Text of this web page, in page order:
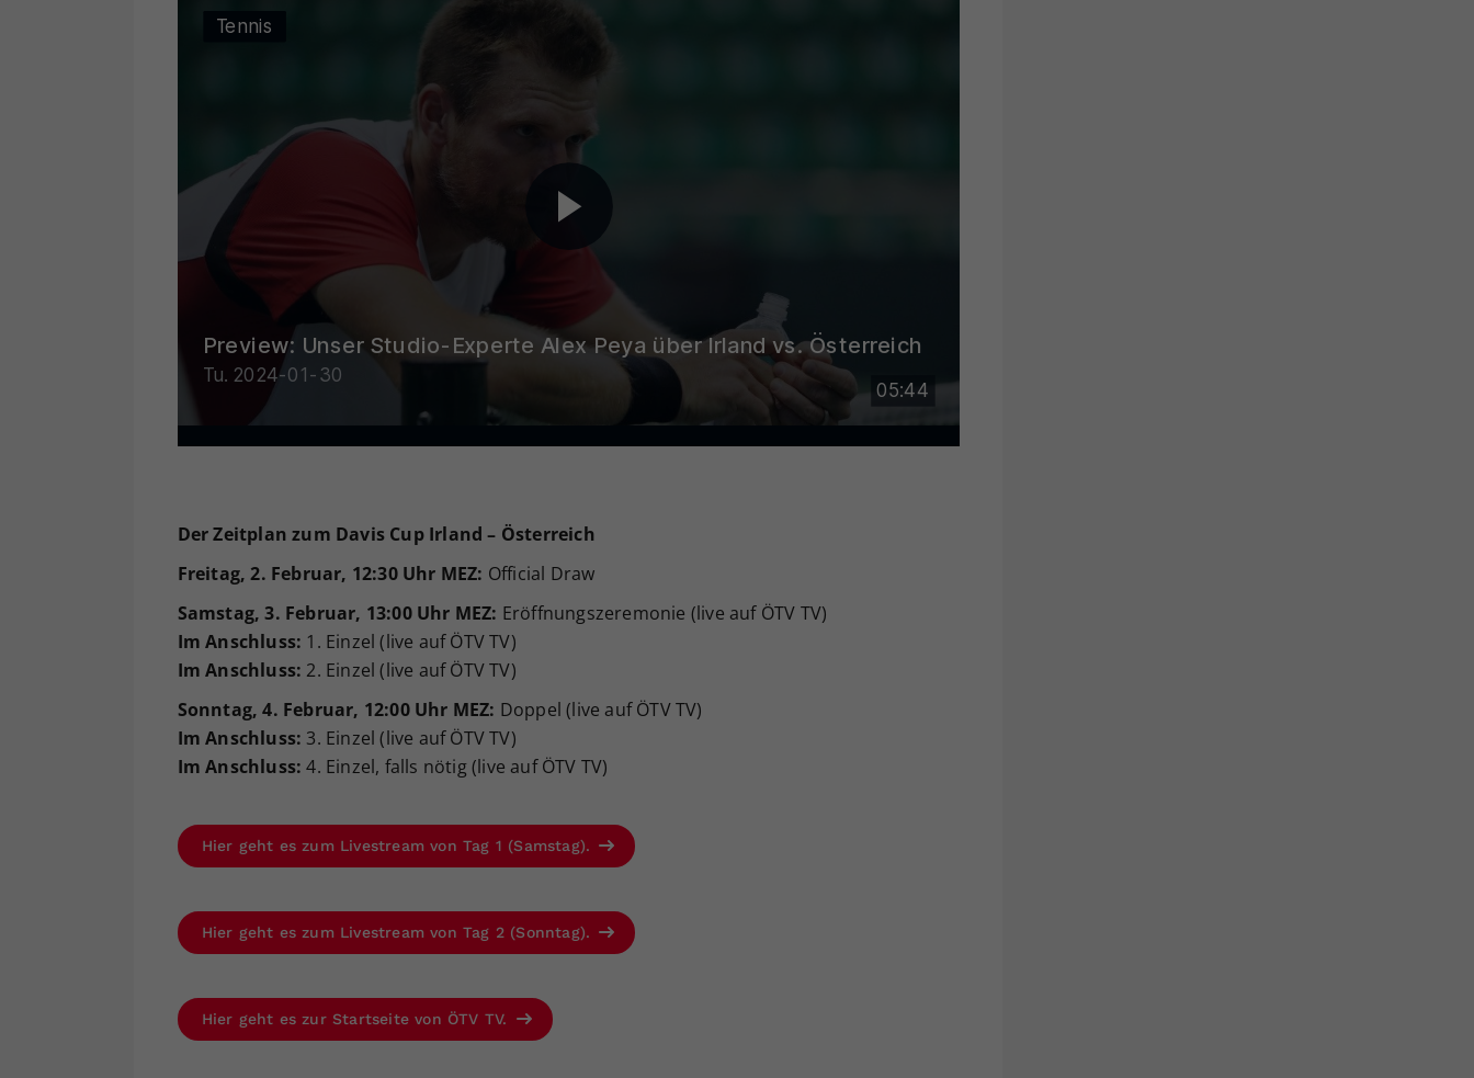
Der Zeitplan zum Davis Cup Irland – Österreich
Freitag, 2. Februar, 12:30 Uhr MEZ: Official Draw
Samstag, 3. Februar, 13:00 Uhr MEZ: Eröffnungszeremonie (live auf ÖTV TV)
Im Anschluss: 1. Einzel (live auf ÖTV TV)
Im Anschluss: 2. Einzel (live auf ÖTV TV)
Sonntag, 4. Februar, 12:00 Uhr MEZ: Doppel (live auf ÖTV TV)
Im Anschluss: 3. Einzel (live auf ÖTV TV)
Im Anschluss: 4. Einzel, falls nötig (live auf ÖTV TV)
Hier geht es zum Livestream von Tag 1 (Samstag).
Hier geht es zum Livestream von Tag 2 (Sonntag).
Hier geht es zur Startseite von ÖTV TV.